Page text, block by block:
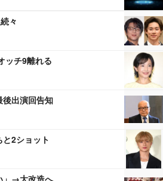
々
ッチ9離れる
後出演回告知
2ショット
」→大改造へ